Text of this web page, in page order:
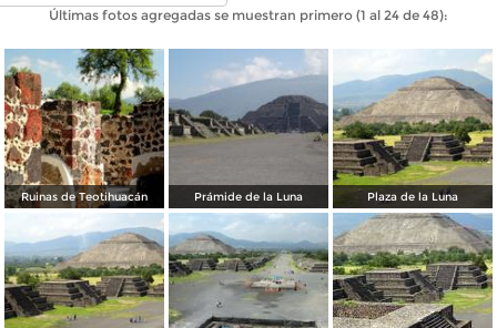
Últimas fotos agregadas se muestran primero (1 al 24 de 48):
Ruinas de Teotihuacán Prámide de la Luna Plaza de la Luna